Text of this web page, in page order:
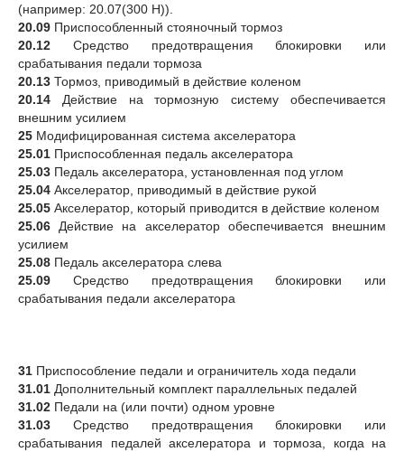
(например: 20.07(300 Н)).
20.09 Приспособленный стояночный тормоз
20.12
Средство предотвращения блокировки или
срабатывания педали тормоза
20.13 Тормоз, приводимый в действие коленом
20.14
Действие на тормозную систему обеспечивается
внешним усилием
25 Модифицированная система акселератора
25.01 Приспособленная педаль акселератора
25.03 Педаль акселератора, установленная под углом
25.04 Акселератор, приводимый в действие рукой
25.05 Акселератор, который приводится в действие коленом
25.06
Действие на акселератор обеспечивается внешним
усилием
25.08 Педаль акселератора слева
25.09
Средство предотвращения блокировки или
срабатывания педали акселератора
31 Приспособление педали и ограничитель хода педали
31.01 Дополнительный комплект параллельных педалей
31.02 Педали на (или почти) одном уровне
31.03
Средство предотвращения блокировки или
срабатывания педалей акселератора и тормоза, когда на